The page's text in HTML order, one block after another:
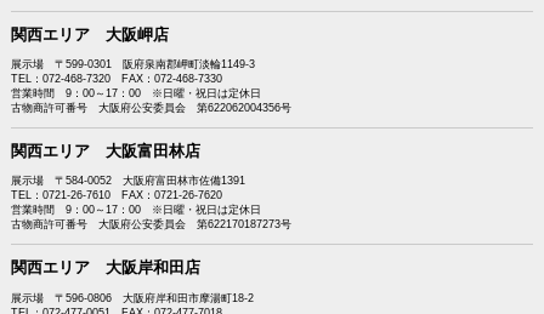
関西エリア 大阪岬店
展示場 〒599-0301 阪府泉南郡岬町淡輪1149-3
TEL：072-468-7320 FAX：072-468-7330
営業時間 9：00～17：00 ※日曜・祝日は定休日
古物商許可番号 大阪府公安委員会 第622062004356号
関西エリア 大阪富田林店
展示場 〒584-0052 大阪府富田林市佐備1391
TEL：0721-26-7610 FAX：0721-26-7620
営業時間 9：00～17：00 ※日曜・祝日は定休日
古物商許可番号 大阪府公安委員会 第622170187273号
関西エリア 大阪岸和田店
展示場 〒596-0806 大阪府岸和田市摩湯町18-2